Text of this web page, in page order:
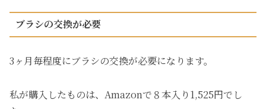
ブラシの交換が必要
3ヶ月毎程度にブラシの交換が必要になります。
私が購入したものは、Amazonで８本入り1,525円でし